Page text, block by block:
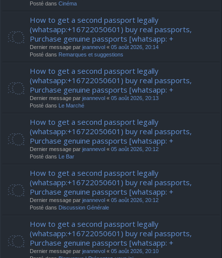
Posté dans Cinéma
How to get a second passport legally
(whatsapp:+16722050601) buy real passports,
Purchase genuine passports [whatsapp: +
Dernier message par jeannevol « 05 août 2026, 20:14
Posté dans Remarques et suggestions
How to get a second passport legally
(whatsapp:+16722050601) buy real passports,
Purchase genuine passports [whatsapp: +
Dernier message par jeannevol « 05 août 2026, 20:13
Posté dans
Le Marché
How to get a second passport legally
(whatsapp:+16722050601) buy real passports,
Purchase genuine passports [whatsapp: +
Dernier message par jeannevol « 05 août 2026, 20:12
Posté dans
Le Bar
How to get a second passport legally
(whatsapp:+16722050601) buy real passports,
Purchase genuine passports [whatsapp: +
Dernier message par jeannevol « 05 août 2026, 20:12
Posté dans Discussion Générale
How to get a second passport legally
(whatsapp:+16722050601) buy real passports,
Purchase genuine passports [whatsapp: +
Dernier message par jeannevol « 05 août 2026, 20:10